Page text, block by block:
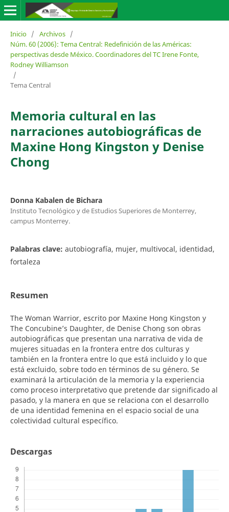
Inicio / Archivos /
Núm. 60 (2006): Tema Central: Redefinición de las Américas:
perspectivas desde México. Coordinadores del TC Irene Fonte,
Rodney Williamson
/
Tema Central
Memoria cultural en las
narraciones autobiográficas de
Maxine Hong Kingston y Denise
Chong
Donna Kabalen de Bichara
Instituto Tecnológico y de Estudios Superiores de Monterrey,
campus Monterrey.
Palabras clave: autobiografía, mujer, multivocal, identidad,
fortaleza
Resumen
The Woman Warrior, escrito por Maxine Hong Kingston y
The Concubine’s Daughter, de Denise Chong son obras
autobiográficas que presentan una narrativa de vida de
mujeres situadas en la frontera entre dos culturas y
también en la frontera entre lo que está incluido y lo que
está excluido, sobre todo en términos de su género. Se
examinará la articulación de la memoria y la experiencia
como proceso interpretativo que pretende dar significado al
pasado, y la manera en que se relaciona con el desarrollo
de una identidad femenina en el espacio social de una
colectividad cultural específico.
Descargas